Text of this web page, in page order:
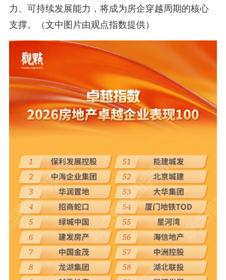
力、可持续发展能力，将成为房企穿越周期的核心
支撑。（文中图片由观点指数提供）